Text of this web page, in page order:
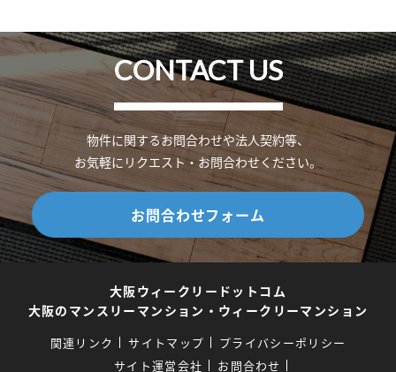
CONTACT US
物件に関するお問合わせや法人契約等、
お気軽にリクエスト・お問合わせください。
お問合わせフォーム
大阪ウィークリードットコム
大阪のマンスリーマンション・ウィークリーマンション
関連リンク サイトマップ
プライバシーポリシー
サイト運営会社
お問合わせ